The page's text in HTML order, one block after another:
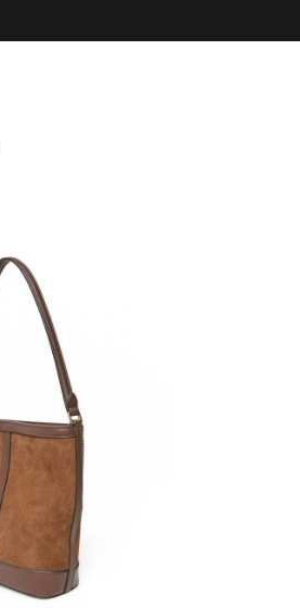
4
lego
hot wheels
cafetera
organizador
8.
hydrate
9.
almohada
10
toalla